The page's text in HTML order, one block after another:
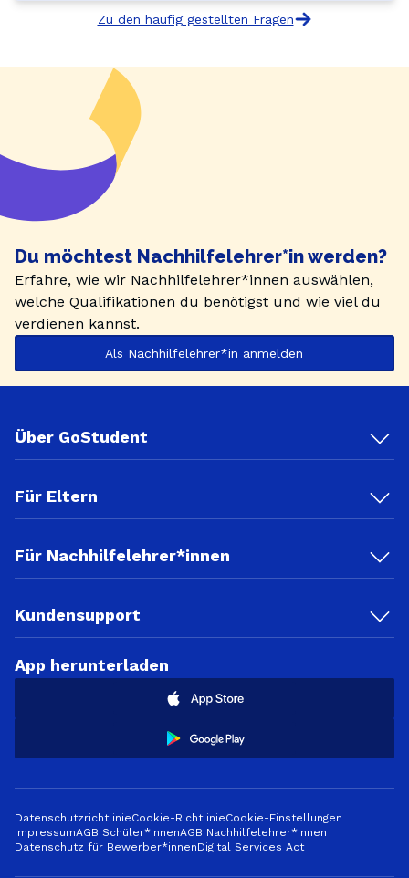
Zu den häufig gestellten Fragen
Du möchtest Nachhilfelehrer*in werden?
Erfahre, wie wir Nachhilfelehrer*innen auswählen,
welche Qualifikationen du benötigst und wie viel du
verdienen kannst.
Als Nachhilfelehrer*in anmelden
Über GoStudent
Für Eltern
Für Nachhilfelehrer*innen
Kundensupport
App herunterladen
DatenschutzrichtlinieCookie-RichtlinieCookie-Einstellungen
ImpressumAGB Schüler*innenAGB Nachhilfelehrer*innen
Datenschutz für Bewerber*innenDigital Services Act